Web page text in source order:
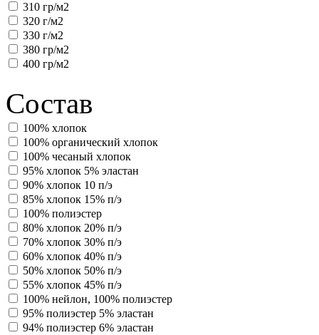
310 гр/м2
320 г/м2
330 г/м2
380 гр/м2
400 гр/м2
Состав
100% хлопок
100% органический хлопок
100% чесаный хлопок
95% хлопок 5% эластан
90% хлопок 10 п/э
85% хлопок 15% п/э
100% полиэстер
80% хлопок 20% п/э
70% хлопок 30% п/э
60% хлопок 40% п/э
50% хлопок 50% п/э
55% хлопок 45% п/э
100% нейлон, 100% полиэстер
95% полиэстер 5% эластан
94% полиэстер 6% эластан